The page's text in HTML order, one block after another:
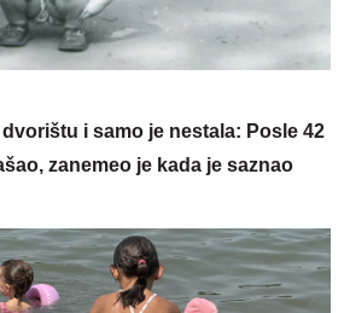
dvorištu i samo je nestala: Posle 42
zanemeo je kada je saznao